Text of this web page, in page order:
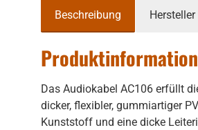
Beschreibung Hersteller
Das Audiokabel AC106 erfüllt
dicker, flexibler, gummiartiger
Kunststoff und eine dicke